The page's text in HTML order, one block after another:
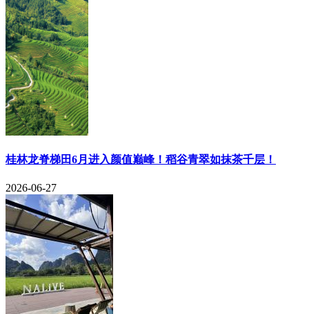
​桂林龙脊梯田6月进入颜值巅峰！稻谷青翠如抹茶千层！
2026-06-27